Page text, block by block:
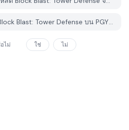
ฉันจะรายงานปัญหากับ Block Blast: Tower Defense บน PGYER APK HUB ได้อย่างไร?
ไม่ ใช่ ไม่